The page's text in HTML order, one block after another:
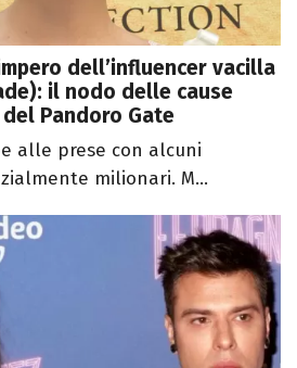
dell’influencer vacilla
il nodo delle cause
Pandoro Gate
alle prese con alcuni
milionari. M...